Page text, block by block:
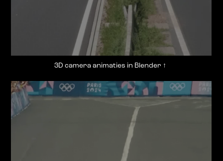
3D camera animaties in Blender ↑